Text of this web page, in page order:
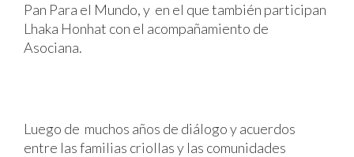
Pan Para el Mundo, y en el que también participan
Lhaka Honhat con el acompañamiento de
Asociana.
Luego de muchos años de diálogo y acuerdos
entre las familias criollas y las comunidades